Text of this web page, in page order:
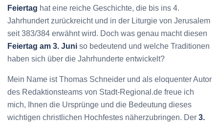
Feiertag hat eine reiche Geschichte, die bis ins 4.
Jahrhundert zurückreicht und in der Liturgie von Jerusalem
seit 383/384 erwähnt wird. Doch was genau macht diesen
Feiertag am 3. Juni so bedeutend und welche Traditionen
haben sich über die Jahrhunderte entwickelt?
Mein Name ist Thomas Schneider und als eloquenter Autor
des Redaktionsteams von Stadt-Regional.de freue ich
mich, Ihnen die Ursprünge und die Bedeutung dieses
wichtigen christlichen Hochfestes näherzubringen. Der 3.